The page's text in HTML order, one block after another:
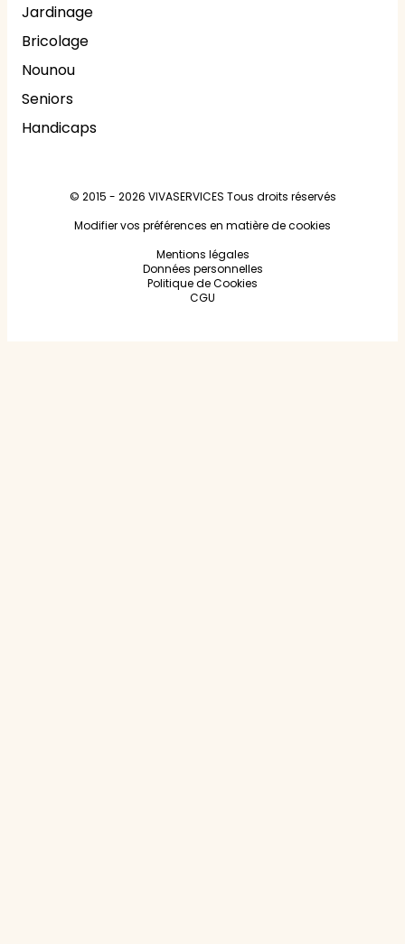
Jardinage
Bricolage
Nounou
Seniors
Handicaps
© 2015 - 2026 VIVASERVICES Tous droits réservés
Modifier vos préférences en matière de cookies
Mentions légales
Données personnelles
Politique de Cookies
CGU